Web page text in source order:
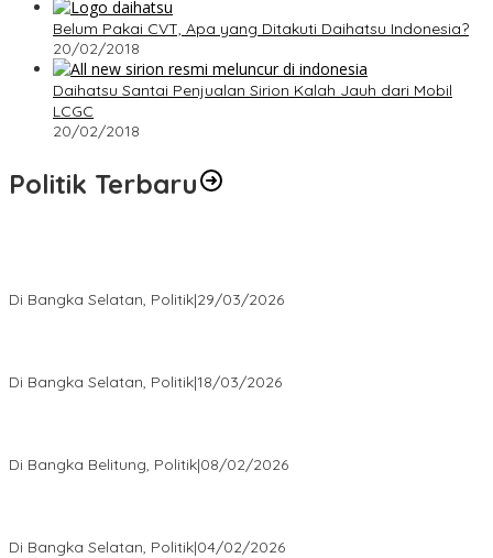
Belum Pakai CVT, Apa yang Ditakuti Daihatsu Indonesia?
20/02/2018
Daihatsu Santai Penjualan Sirion Kalah Jauh dari Mobil
LCGC
20/02/2018
Politik Terbaru
Di Bangka Selatan, Politik|29/03/2026
Di Bangka Selatan, Politik|18/03/2026
Di Bangka Belitung, Politik|08/02/2026
Di Bangka Selatan, Politik|04/02/2026